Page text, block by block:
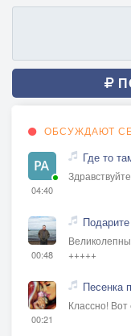
ОБСУЖДАЮТ
04:40
Где то
00:48
+++++
00:21
Песенка
Классно! Вот